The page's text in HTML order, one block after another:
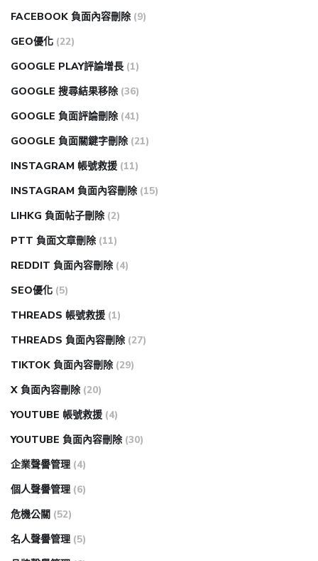
FACEBOOK 負面內容刪除 (9)
GEO優化 (22)
GOOGLE PLAY評論增長 (1)
GOOGLE 搜尋結果移除 (36)
GOOGLE 負面評論刪除 (41)
GOOGLE 負面關鍵字刪除 (21)
INSTAGRAM 帳號救援 (11)
INSTAGRAM 負面內容刪除 (15)
LIHKG 負面帖子刪除 (2)
PTT 負面文章刪除 (11)
REDDIT 負面內容刪除 (4)
SEO優化 (5)
THREADS 帳號救援 (1)
THREADS 負面內容刪除 (27)
TIKTOK 負面內容刪除 (29)
X 負面內容刪除 (20)
YOUTUBE 帳號救援 (4)
YOUTUBE 負面內容刪除 (30)
企業聲譽管理 (4)
個人聲譽管理 (6)
危機公關 (52)
名人聲譽管理 (5)